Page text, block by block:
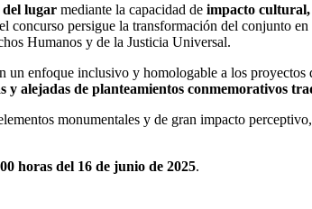
del lugar mediante la capacidad de impacto cultural,
concurso persigue la transformación del conjunto
Humanos y de la Justicia Universal.
un enfoque inclusivo y homologable a los proyectos
y alejadas de planteamientos conmemorativos
monumentales y de gran impacto
horas del 16 de junio de 2025.